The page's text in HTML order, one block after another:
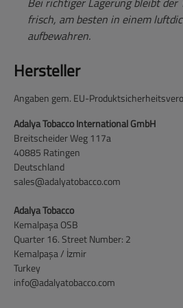
frisch, am besten in einem
aufbewahren.
Hersteller
Angaben gem. EU-
Adalya Tobacco International GmbH
Breitscheider Weg 117a
40885 Ratingen
Deutschland
sales@adalyatobacco.com
Adalya Tobacco
Kemalpaşa OSB
Quarter 16. Street Number: 2
Kemalpaşa / İzmir
Turkey
info@adalyatobacco.com